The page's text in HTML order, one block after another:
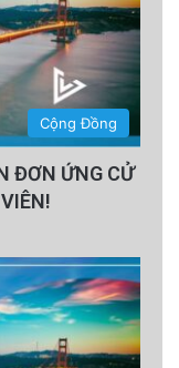
Cộng Đồng
ĐƠN ỨNG CỬ